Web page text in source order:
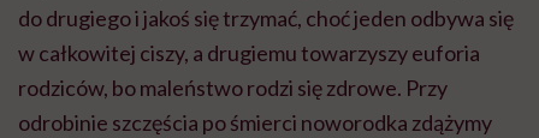
do drugiego i jakoś się trzymać, choć jeden odbywa się
w całkowitej ciszy, a drugiemu towarzyszy euforia
rodziców, bo maleństwo rodzi się zdrowe. Przy
odrobinie szczęścia po śmierci noworodka zdążymy